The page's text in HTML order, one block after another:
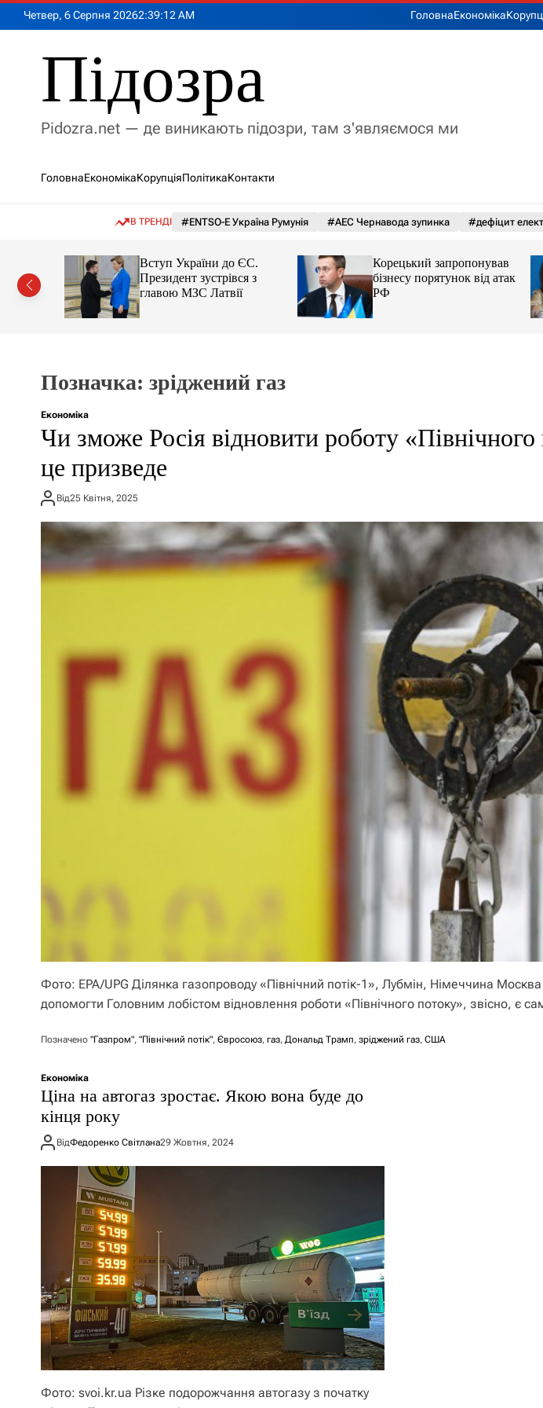
Четвер, 6 Серпня 20262:39:13 AM ГоловнаЕкономіка
Підозра
Pidozra.net — де виникають підозри, там з'являємося ми
ГоловнаЕкономікаКорупціяПолітикаКонтакти
В ТРЕНДІ #ENTSO-E Україна Румунія #АЕС Чернавода зупинка #дефіцит
посаду
Вступ України до ЄС.
Президент зустрівся з
главою МЗС Латвії
Корецький запропонував
бізнесу порятунок від атак
РФ
Позначка: зріджений газ
Економіка
Чи зможе Росія відновити роботу «Північного
це призведе
Від25 Квітня, 2025
Фото: EPA/UPG Ділянка газопроводу «Північний потік-1», Лубмін, Німеччина
допомогти Головним лобістом відновлення роботи «Північного потоку», звісно, є
Позначено "Газпром", "Північний потік", Євросоюз, газ, Дональд Трамп, зріджений газ, США
Економіка
Ціна на автогаз зростає. Якою вона буде до
кінця року
ВідФедоренко Світлана29 Жовтня, 2024
Фото: svoi.kr.ua Різке подорожчання автогазу з початку